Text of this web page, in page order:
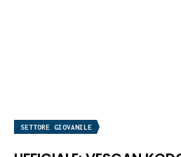
SETTORE GIOVANILE